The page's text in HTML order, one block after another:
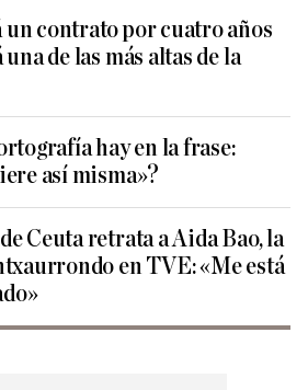
contrato por cuatro años
de las más altas de la
hay en la frase:
así misma»?
Ceuta retrata a Aida Bao, la
en TVE: «Me está